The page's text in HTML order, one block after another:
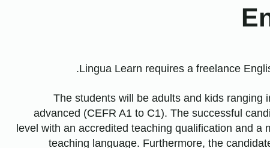
Lingua Learn requires a freelance
The students will be adults and kids ranging
advanced (CEFR A1 to C1). The successful
level with an accredited teaching qualification and a
teaching language. Furthermore, the